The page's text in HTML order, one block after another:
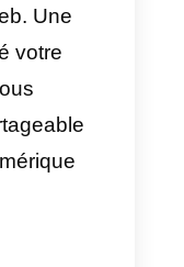
ces
avoir déjà
pour
potentiels
WhatsApp
les